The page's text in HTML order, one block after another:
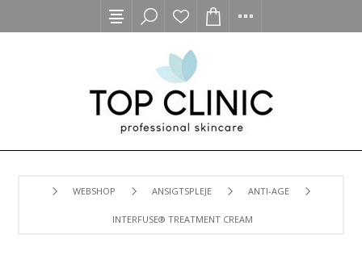
WEBSHOP ANSIGTSPLEJE ANTI-AGE
INTERFUSE® TREATMENT CREAM EYE, 15 ML